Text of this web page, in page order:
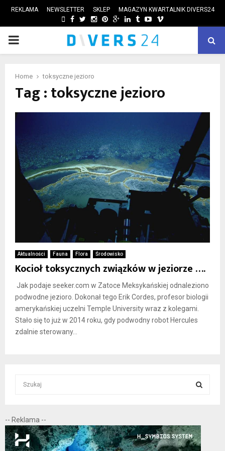
REKLAMA NEWSLETTER SKLEP MAGAZYN KWARTALNIK DIVERS24
FACEBOOK
TWITTER
INSTAGRAM
PINTEREST
GOOGLE
LINKEDIN
TUMBLRYOUTUBE
VIMEO
PRIMARY
Home toksyczne jezioro
Tag : toksyczne jezioro
Aktualności Fauna Flora Środowisko
Kocioł toksycznych związków w jeziorze ….
Jak podaje seeker.com w Zatoce Meksykańskiej odnaleziono
podwodne jezioro. Dokonał tego Erik Cordes, profesor biologii
amerykańskiej uczelni Temple University wraz z kolegami.
Stało się to już w 2014 roku, gdy podwodny robot Hercules
zdalnie sterowany...
c
h
f
E
A
-- Reklama --